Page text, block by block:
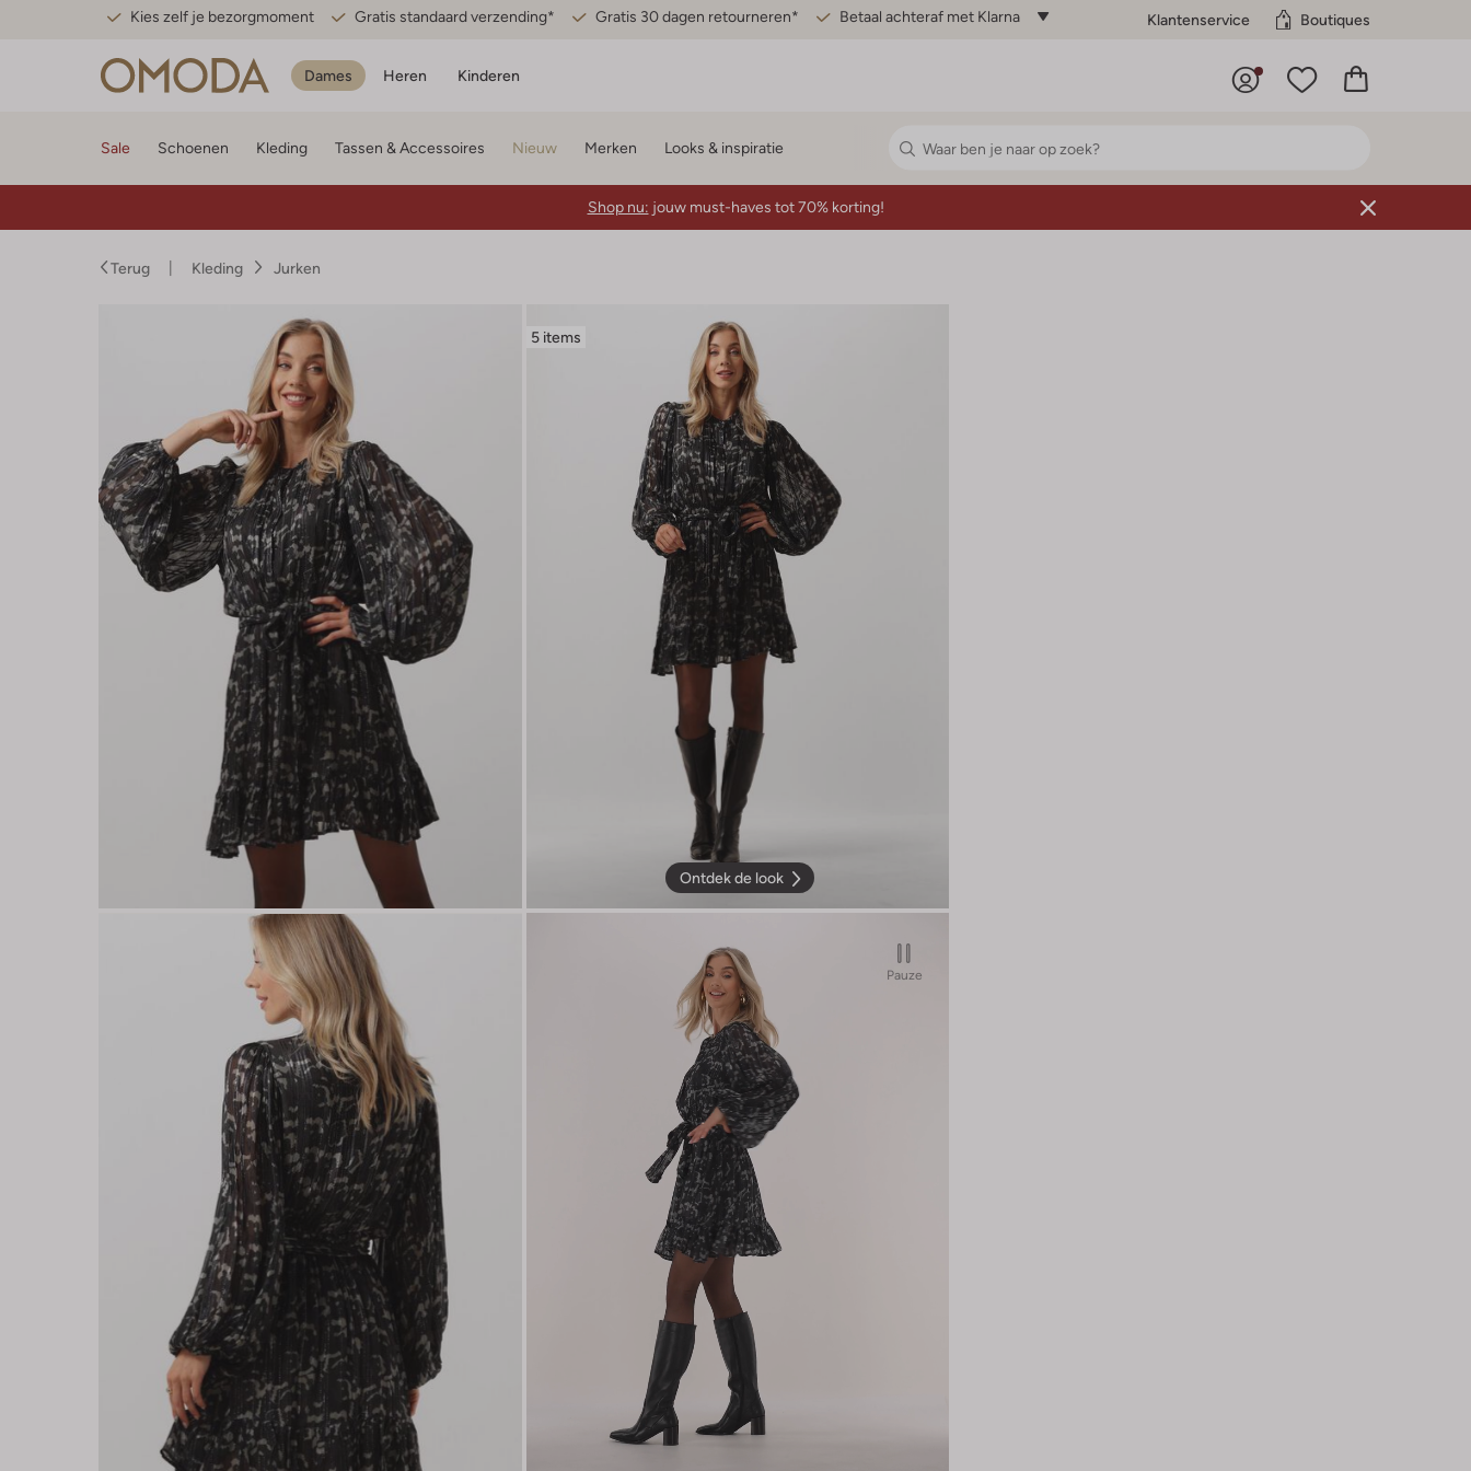
Kies zelf je bezorgmoment Gratis standaard verzending* Gratis 30 dagen retourneren* Betaal achteraf met Klarna Klantenservice Boutiques
Dames Heren Kinderen
Sale Schoenen Kleding Tassen & Accessoires Nieuw Merken Looks & inspiratie
Shop nu: jouw must-haves tot 70% korting!
Terug Kleding Jurken
5 items
Ontdek de look
Pauze